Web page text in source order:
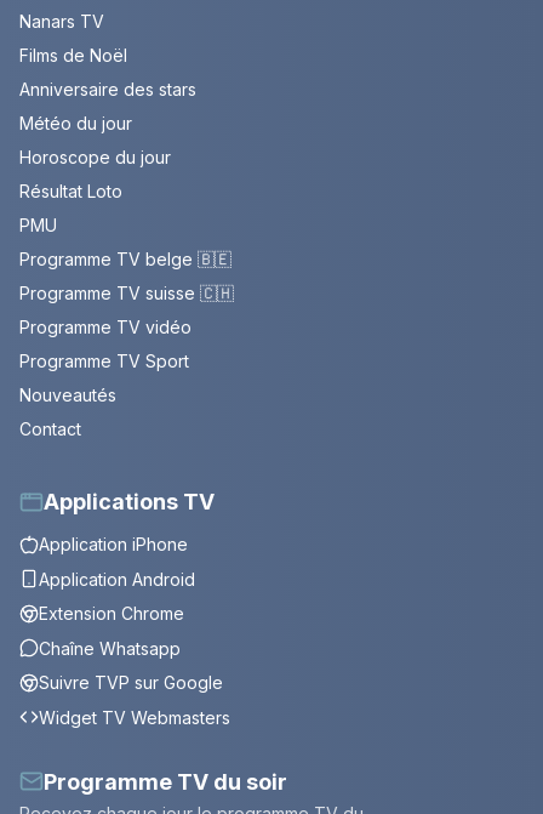
Nanars TV
Films de Noël
Anniversaire des stars
Météo du jour
Horoscope du jour
Résultat Loto
PMU
Programme TV belge 🇧🇪
Programme TV suisse 🇨🇭
Programme TV vidéo
Programme TV Sport
Nouveautés
Contact
Applications TV
Application iPhone
Application Android
Extension Chrome
Chaîne Whatsapp
Suivre TVP sur Google
Widget TV Webmasters
Programme TV du soir